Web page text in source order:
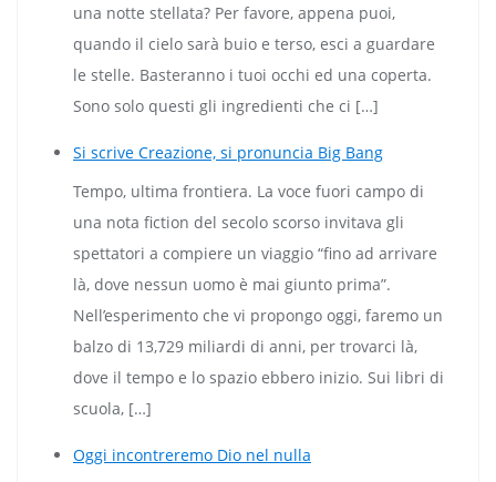
una notte stellata? Per favore, appena puoi,
quando il cielo sarà buio e terso, esci a guardare
le stelle. Basteranno i tuoi occhi ed una coperta.
Sono solo questi gli ingredienti che ci […]
Si scrive Creazione, si pronuncia Big Bang
Tempo, ultima frontiera. La voce fuori campo di
una nota fiction del secolo scorso invitava gli
spettatori a compiere un viaggio “fino ad arrivare
là, dove nessun uomo è mai giunto prima”.
Nell’esperimento che vi propongo oggi, faremo un
balzo di 13,729 miliardi di anni, per trovarci là,
dove il tempo e lo spazio ebbero inizio. Sui libri di
scuola, […]
Oggi incontreremo Dio nel nulla